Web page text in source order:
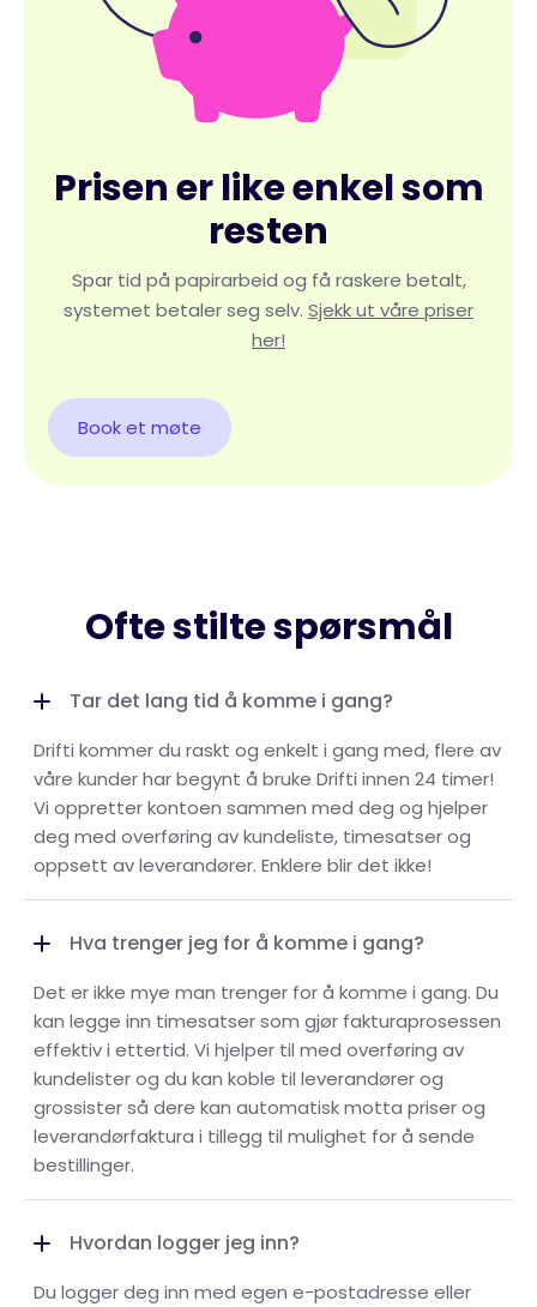
Prisen er like enkel som
resten
Spar tid på papirarbeid og få raskere betalt,
systemet betaler seg selv. Sjekk ut våre priser
her!
Book et møte
Ofte stilte spørsmål
Tar det lang tid å komme i gang?
Drifti kommer du raskt og enkelt i gang med, flere av
våre kunder har begynt å bruke Drifti innen 24 timer!
Vi oppretter kontoen sammen med deg og hjelper
deg med overføring av kundeliste, timesatser og
oppsett av leverandører. Enklere blir det ikke!
Hva trenger jeg for å komme i gang?
Det er ikke mye man trenger for å komme i gang. Du
kan legge inn timesatser som gjør fakturaprosessen
effektiv i ettertid. Vi hjelper til med overføring av
kundelister og du kan koble til leverandører og
grossister så dere kan automatisk motta priser og
leverandørfaktura i tillegg til mulighet for å sende
bestillinger.
Hvordan logger jeg inn?
Du logger deg inn med egen e-postadresse eller